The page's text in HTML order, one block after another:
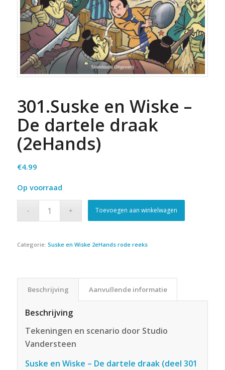
301.Suske en Wiske –
De dartele draak
(2eHands)
€4.99
Op voorraad
Toevoegen aan winkelwagen
Categorie: Suske en Wiske 2eHands rode reeks
Beschrijving Aanvullende informatie
Beschrijving
Tekeningen en scenario door Studio
Vandersteen
Suske en Wiske – De dartele draak (deel 301